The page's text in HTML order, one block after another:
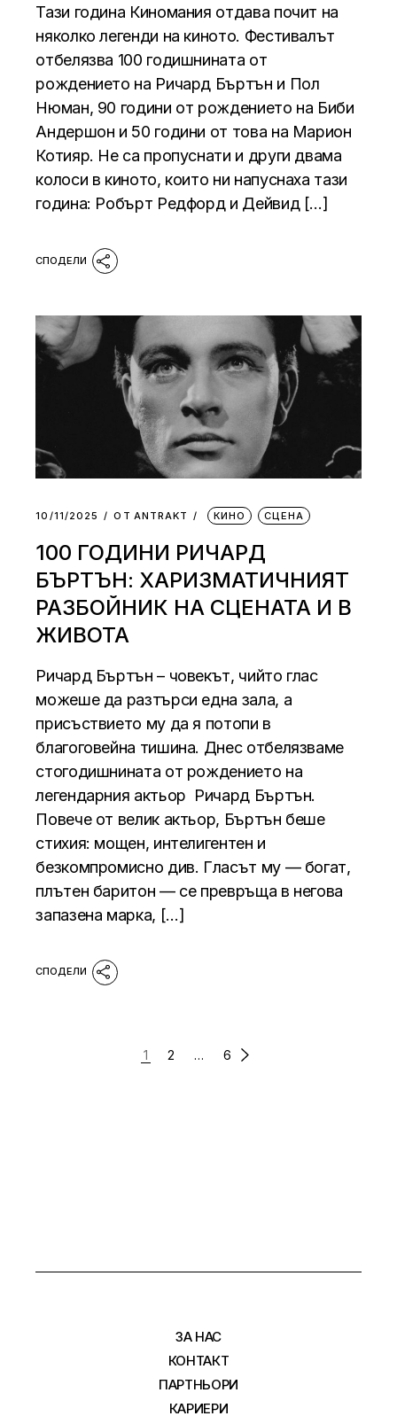
Тази година Киномания отдава почит на
няколко легенди на киното. Фестивалът
отбелязва 100 годишнината от
рождението на Ричард Бъртън и Пол
Нюман, 90 години от рождението на Биби
Андершон и 50 години от това на Марион
Котияр. Не са пропуснати и други двама
колоси в киното, които ни напуснаха тази
година: Робърт Редфорд и Дейвид […]
10/11/2025 ОТ АNTRAKT КИНО СЦЕНА
100 ГОДИНИ РИЧАРД
БЪРТЪН: ХАРИЗМАТИЧНИЯТ
РАЗБОЙНИК НА СЦЕНАТА И В
ЖИВОТА
Ричард Бъртън – човекът, чийто глас
можеше да разтърси една зала, а
присъствието му да я потопи в
благоговейна тишина. Днес отбелязваме
стогодишнината от рождението на
легендарния актьор Ричард Бъртън.
Повече от велик актьор, Бъртън беше
стихия: мощен, интелигентен и
безкомпромисно див. Гласът му — богат,
плътен баритон — се превръща в негова
запазена марка, […]
1 2 … 6
ЗА НАС
КОНТАКТ
ПАРТНЬОРИ
КАРИЕРИ